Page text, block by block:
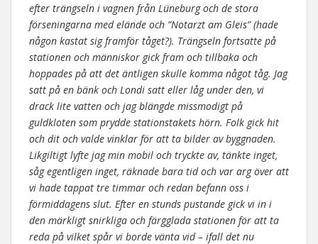
efter trängseln i vagnen från Lüneburg och de stora
förseningarna med elände och ”Notarzt am Gleis” (hade
någon kastat sig framför tåget?). Trängseln fortsatte på
stationen och människor gick fram och tillbaka och
hoppades på att det äntligen skulle komma något tåg. Jag
satt på en bänk och Londi satt eller låg under den, vi
drack lite vatten och jag blängde missmodigt på
guldkloten som prydde stationstakets hörn. Folk gick hit
och dit och valde vinklar för att ta bilder av byggnaden.
Likgiltigt lyfte jag min mobil och tryckte av, tänkte inget,
såg egentligen inget, räknade bara tid och var arg över att
vi hade tappat tre timmar och redan befann oss i
förmiddagens slut. Efter en stunds pustande gick vi in i
den märkligt snirkliga och färgglada stationen för att ta
reda på vilket spår vi borde vänta vid – ifall det nu